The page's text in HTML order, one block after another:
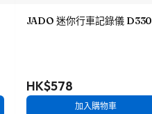
JADO 迷你行車記錄儀 D330
HK$578
加入購物車